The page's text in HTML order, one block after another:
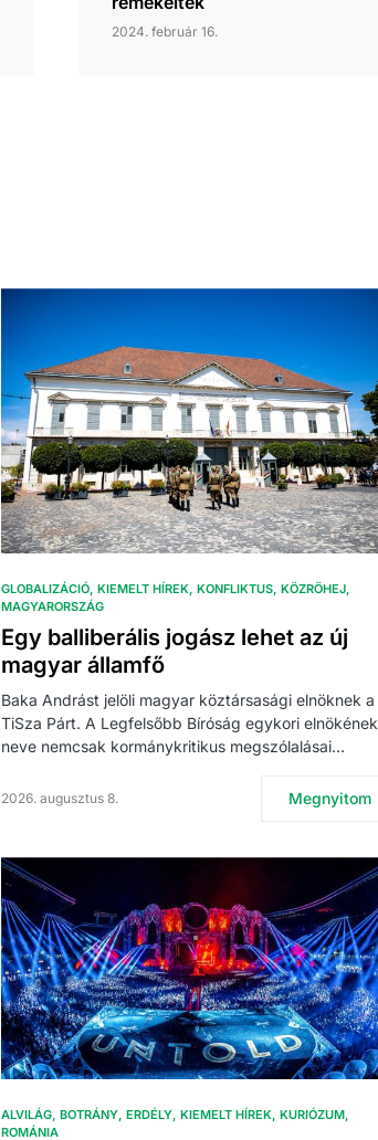
2024. február 16.
GLOBALIZÁCIÓ KIEMELT HÍREK KONFLIKTUS KÖZRÖHEJ
MAGYARORSZÁG
Egy balliberális jogász lehet az új
magyar államfő
Baka Andrást jelöli magyar köztársasági elnöknek a
TiSza Párt. A Legfelsőbb Bíróság egykori elnökének
neve nemcsak kormánykritikus megszólalásai…
2026. augusztus 8. Megnyitom
ALVILÁG BOTRÁNY ERDÉLY KIEMELT HÍREK KURIÓZUM
ROMÁNIA